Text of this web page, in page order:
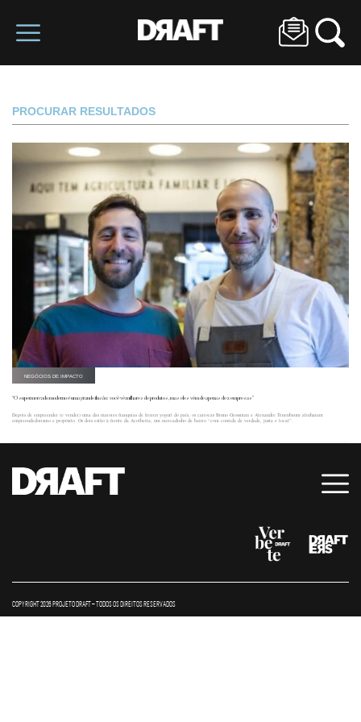
PROCURAR RESULTADOS
NEGÓCIOS DE IMPACTO
“O supermercado moderno é uma grande ilusão: você vê milhares de produtos, mas eles vêm de apenas dez empresas”
Depois de empreender (e vender) uma das maiores franquias de frozen yogurt do país, os cariocas Bruno Grossman e Alexandre Tenenbaum alinharam
empreendedorismo e propósito. Os dois estão à frente da Acolheita, um mercadinho de bairro “com comida de verdade, justa e local”.
COPYRIGHT 2026 PROJETO DRAFT – TODOS OS DIREITOS RESERVADOS